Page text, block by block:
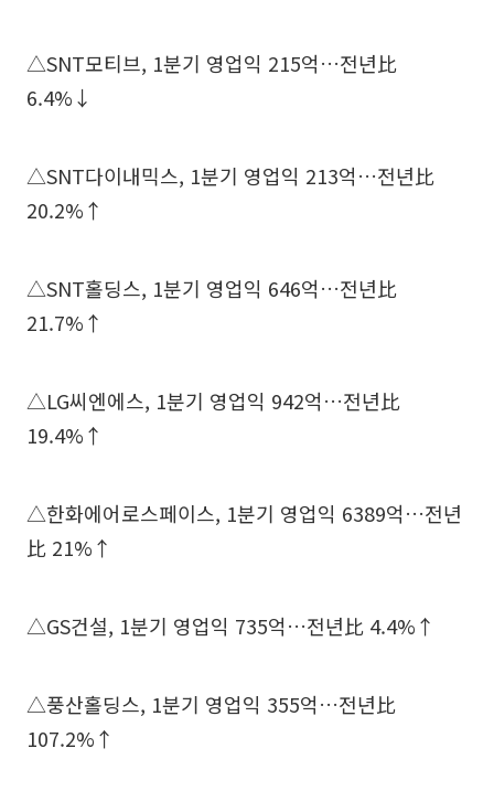
△SNT모티브, 1분기 영업익 215억…전년比
6.4%↓
△SNT다이내믹스, 1분기 영업익 213억…전년比
20.2%↑
△SNT홀딩스, 1분기 영업익 646억…전년比
21.7%↑
△LG씨엔에스, 1분기 영업익 942억…전년比
19.4%↑
△한화에어로스페이스, 1분기 영업익 6389억…전년
比 21%↑
△GS건설, 1분기 영업익 735억…전년比 4.4%↑
△풍산홀딩스, 1분기 영업익 355억…전년比
107.2%↑